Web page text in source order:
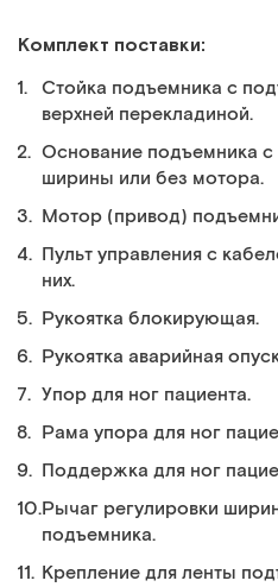
Комплект поставки:
Стойка подъемника с
верхней перекладиной.
Основание подъемника
ширины или без мотора.
Мотор (привод)
Пульт управления с
них.
Рукоятка блокирующая.
Рукоятка аварийная
Упор для ног пациента.
Рама упора для ног
Поддержка для ног
Рычаг регулировки
подъемника.
Крепление для ленты